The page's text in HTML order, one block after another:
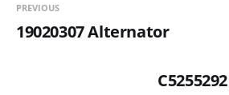
PREVIOUS
19020307 Alternator